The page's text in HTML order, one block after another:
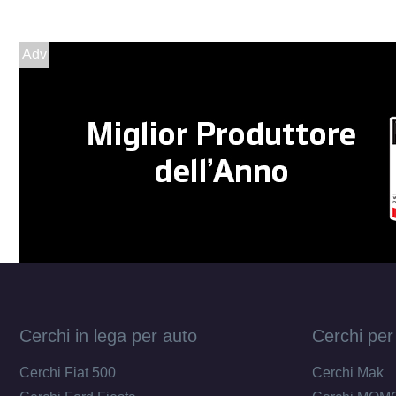
Adv
Cerchi in lega per auto
Cerchi Fiat 500
Cerchi
Cerchi Mak